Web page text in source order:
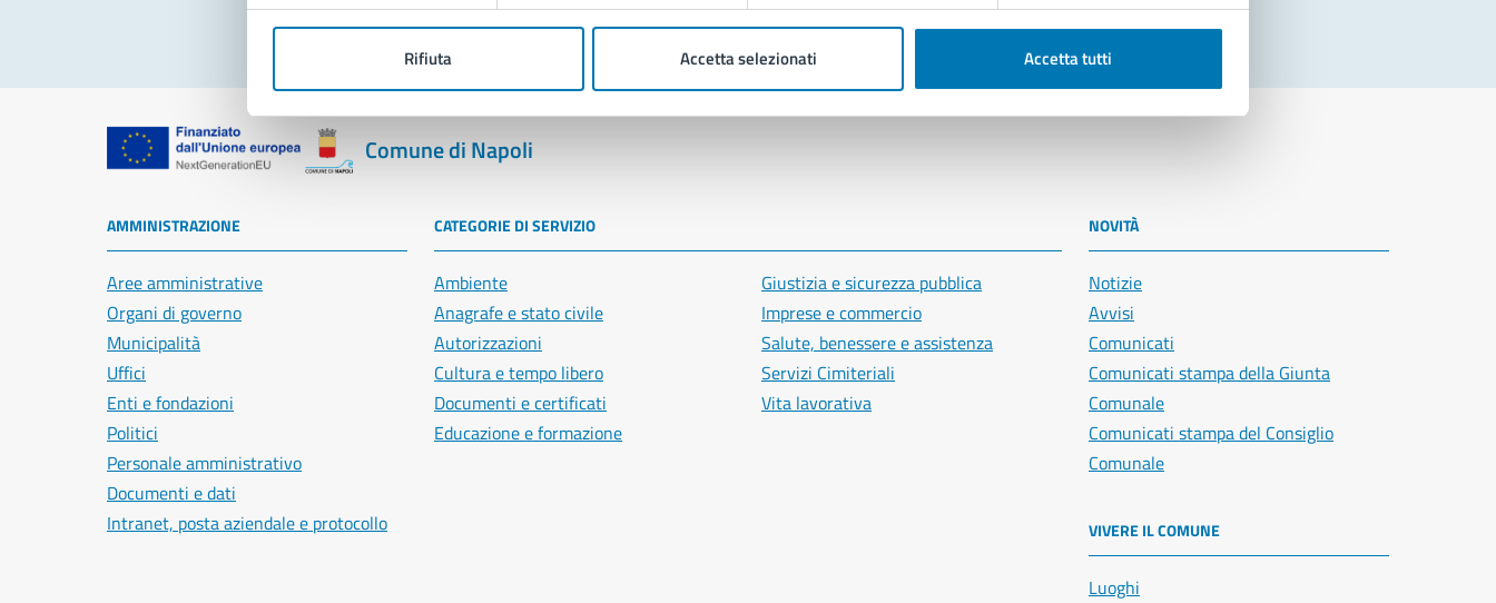
Rifiuta Accetta selezionati Accetta tutti
Comune di Napoli
AMMINISTRAZIONE
Aree amministrative
Organi di governo
Municipalità
Uffici
Enti e fondazioni
Politici
Personale amministrativo
Documenti e dati
Intranet, posta aziendale e protocollo
CATEGORIE DI SERVIZIO
Ambiente
Anagrafe e stato civile
Autorizzazioni
Cultura e tempo libero
Documenti e certificati
Educazione e formazione
Giustizia e sicurezza pubblica
Imprese e commercio
Salute, benessere e assistenza
Servizi Cimiteriali
Vita lavorativa
NOVITÀ
Notizie
Avvisi
Comunicati
Comunicati stampa della Giunta
Comunale
Comunicati stampa del Consiglio
Comunale
VIVERE IL COMUNE
Luoghi